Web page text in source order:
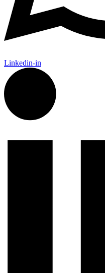
Linkedin-in